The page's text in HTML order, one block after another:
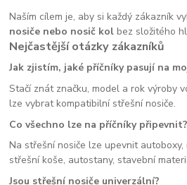
Naším cílem je, aby si každý zákazník
nosiče nebo nosič kol bez složitého
Nejčastější otázky zákazníků
Jak zjistím, jaké příčníky pasují na
Stačí znát značku, model a rok výroby
lze vybrat kompatibilní střešní nosiče.
Co všechno lze na příčníky připevnit?
Na střešní nosiče lze upevnit autoboxy,
střešní koše, autostany, stavební
Jsou střešní nosiče univerzální?